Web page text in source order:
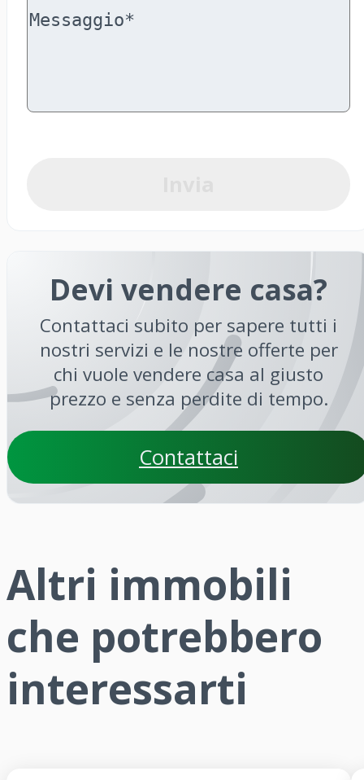
Devi vendere casa?
Contattaci subito per sapere tutti i
nostri servizi e le nostre offerte per
chi vuole vendere casa al giusto
prezzo e senza perdite di tempo.
Contattaci
Altri immobili
che potrebbero
interessarti